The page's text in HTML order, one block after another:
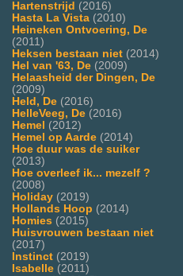
Hartenstrijd (2016)
Hasta La Vista (2010)
Heineken Ontvoering, De
(2011)
Heksen bestaan niet (2014)
Hel van '63, De (2009)
Helaasheid der Dingen, De
(2009)
Held, De (2016)
HelleVeeg, De (2016)
Hemel (2012)
Hemel op Aarde (2014)
Hoe duur was de suiker
(2013)
Hoe overleef ik... mezelf ?
(2008)
Holiday (2019)
Hollands Hoop (2014)
Homies (2015)
Huisvrouwen bestaan niet
(2017)
Instinct (2019)
Isabelle (2011)